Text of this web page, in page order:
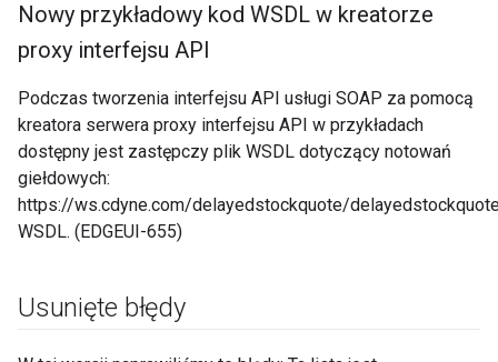
Nowy przykładowy kod WSDL w kreatorze
proxy interfejsu API
Podczas tworzenia interfejsu API usługi SOAP za pomocą
kreatora serwera proxy interfejsu API w przykładach
dostępny jest zastępczy plik WSDL dotyczący notowań
giełdowych:
https://ws.cdyne.com/delayedstockquote/
WSDL. (EDGEUI-655)
Usunięte błędy